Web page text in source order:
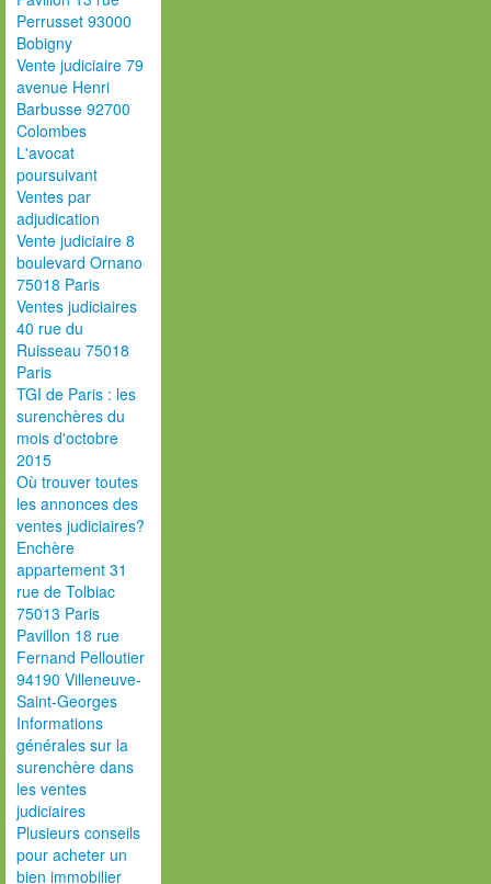
Perrusset 93000
Bobigny
Vente judiciaire 79
avenue Henri
Barbusse 92700
Colombes
L'avocat
poursuivant
Ventes par
adjudication
Vente judiciaire 8
boulevard Ornano
75018 Paris
Ventes judiciaires
40 rue du
Ruisseau 75018
Paris
TGI de Paris : les
surenchères du
mois d'octobre
2015
Où trouver toutes
les annonces des
ventes judiciaires?
Enchère
appartement 31
rue de Tolbiac
75013 Paris
Pavillon 18 rue
Fernand Pelloutier
94190 Villeneuve-
Saint-Georges
Informations
générales sur la
surenchère dans
les ventes
judiciaires
Plusieurs conseils
pour acheter un
bien immobilier